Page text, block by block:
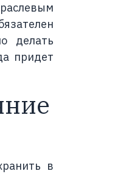
делать
придет
в